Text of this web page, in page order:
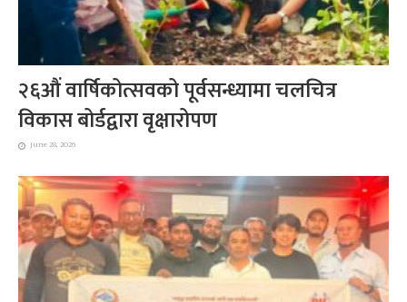
२६औं वार्षिकोत्सवको पूर्वसन्ध्यामा चलचित्र
विकास बोर्डद्वारा वृक्षारोपण
June 28, 2026